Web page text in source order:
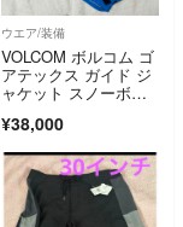
ウエア/装備
VOLCOM ボルコム ゴ
アテックス ガイド ジ
ャケット スノーボー
¥38,000